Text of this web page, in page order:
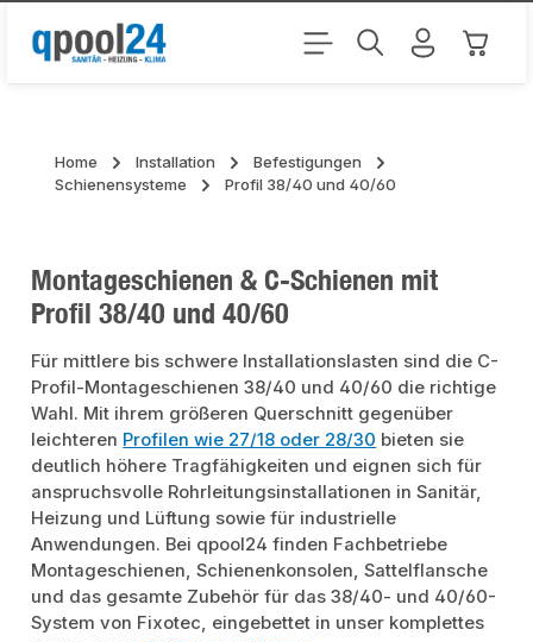
Zum Hauptinhalt springen
Home Installation
Befestigungen
Schienensysteme
Profil 38/40 und 40/60
Montageschienen & C-Schienen mit
Profil 38/40 und 40/60
Für mittlere bis schwere Installationslasten sind die C-
Profil-Montageschienen 38/40 und 40/60 die richtige
Wahl. Mit ihrem größeren Querschnitt gegenüber
leichteren Profilen wie 27/18 oder 28/30 bieten sie
deutlich höhere Tragfähigkeiten und eignen sich für
anspruchsvolle Rohrleitungsinstallationen in Sanitär,
Heizung und Lüftung sowie für industrielle
Anwendungen. Bei qpool24 finden Fachbetriebe
Montageschienen, Schienenkonsolen, Sattelflansche
und das gesamte Zubehör für das 38/40- und 40/60-
System von Fixotec, eingebettet in unser komplettes